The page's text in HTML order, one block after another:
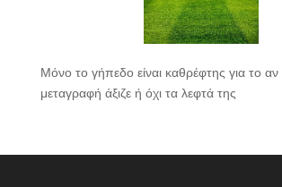
Μόνο το γήπεδο είναι καθρέφτης για το αν
μεταγραφή άξιζε ή όχι τα λεφτά της